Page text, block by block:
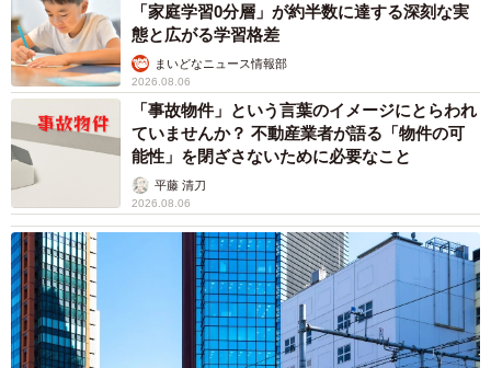
「家庭学習0分層」が約半数に達する深刻な実
態と広がる学習格差
まいどなニュース情報部
2026.08.06
「事故物件」という言葉のイメージにとらわれ
ていませんか？ 不動産業者が語る「物件の可
能性」を閉ざさないために必要なこと
平藤 清刀
2026.08.06